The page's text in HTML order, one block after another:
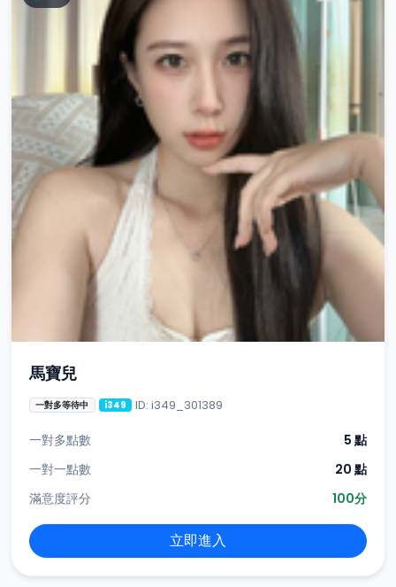
馬寶兒
一對多等待中 i349 ID: i349_301389
一對多點數
5 點
一對一點數
20 點
滿意度評分
100分
立即進入